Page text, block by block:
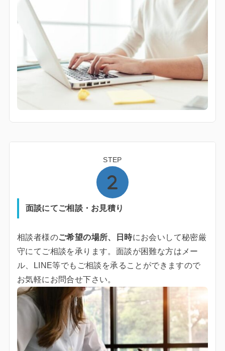
STEP
面談にてご相談・お見積り
相談者様のご希望の場所、日時にお会いして秘密厳
守にてご相談を承ります。面談が困難な方はメー
ル、LINE等でもご相談を承ることができますので
お気軽にお問合せ下さい。